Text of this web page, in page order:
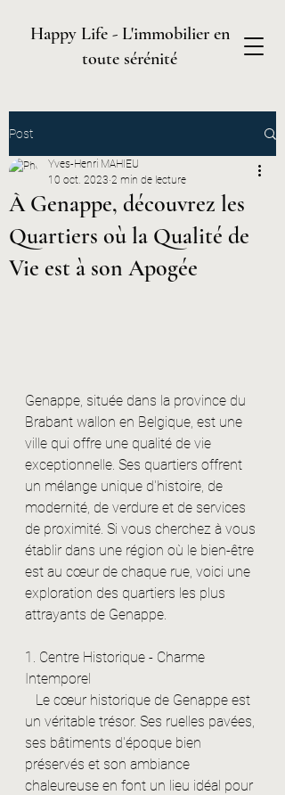
Happy Life - L'immobilier en
toute sérénité
Post
À Genappe, découvrez les
Quartiers où la Qualité de
Vie est à son Apogée
Yves-Henri MAHIEU
10 oct. 2023 2 min de lecture
Genappe, située dans la province du
Brabant wallon en Belgique, est une
ville qui offre une qualité de vie
exceptionnelle. Ses quartiers offrent
un mélange unique d'histoire, de
modernité, de verdure et de services
de proximité. Si vous cherchez à vous
établir dans une région où le bien-être
est au cœur de chaque rue, voici une
exploration des quartiers les plus
attrayants de Genappe.
1. Centre Historique - Charme
Intemporel
un véritable trésor. Ses ruelles pavées,
ses bâtiments d'époque bien
préservés et son ambiance
chaleureuse en font un lieu idéal pour